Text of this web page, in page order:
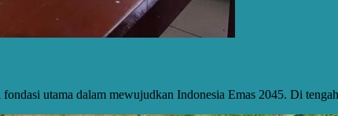
utama dalam mewujudkan Indonesia Emas 2045. Di